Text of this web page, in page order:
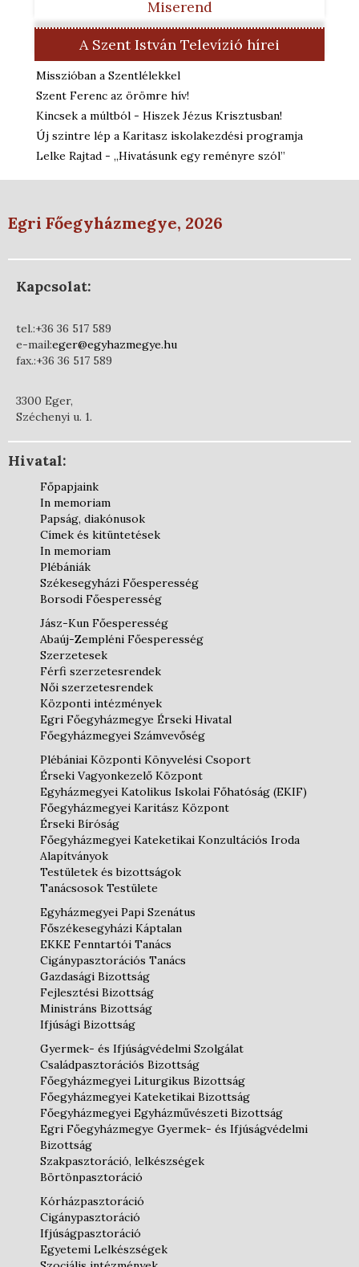
Miserend
A Szent István Televízió hírei
Misszióban a Szentlélekkel
Szent Ferenc az örömre hív!
Kincsek a múltból - Hiszek Jézus Krisztusban!
Új szintre lép a Karitasz iskolakezdési programja
Lelke Rajtad - „Hivatásunk egy reményre szól”
Egri Főegyházmegye, 2026
Kapcsolat:
tel.:+36 36 517 589
e-mail:eger@egyhazmegye.hu
fax.:+36 36 517 589
3300 Eger,
Széchenyi u. 1.
Hivatal:
Főpapjaink
In memoriam
Papság, diakónusok
Címek és kitüntetések
In memoriam
Plébániák
Székesegyházi Főesperesség
Borsodi Főesperesség
Jász-Kun Főesperesség
Abaúj-Zempléni Főesperesség
Szerzetesek
Férfi szerzetesrendek
Női szerzetesrendek
Központi intézmények
Egri Főegyházmegye Érseki Hivatal
Főegyházmegyei Számvevőség
Plébániai Központi Könyvelési Csoport
Érseki Vagyonkezelő Központ
Egyházmegyei Katolikus Iskolai Főhatóság (EKIF)
Főegyházmegyei Karitász Központ
Érseki Bíróság
Főegyházmegyei Kateketikai Konzultációs Iroda
Alapítványok
Testületek és bizottságok
Tanácsosok Testülete
Egyházmegyei Papi Szenátus
Főszékesegyházi Káptalan
EKKE Fenntartói Tanács
Cigánypasztorációs Tanács
Gazdasági Bizottság
Fejlesztési Bizottság
Ministráns Bizottság
Ifjúsági Bizottság
Gyermek- és Ifjúságvédelmi Szolgálat
Családpasztorációs Bizottság
Főegyházmegyei Liturgikus Bizottság
Főegyházmegyei Kateketikai Bizottság
Főegyházmegyei Egyházművészeti Bizottság
Egri Főegyházmegye Gyermek- és Ifjúságvédelmi
Bizottság
Szakpasztoráció, lelkészségek
Börtönpasztoráció
Kórházpasztoráció
Cigánypasztoráció
Ifjúságpasztoráció
Egyetemi Lelkészségek